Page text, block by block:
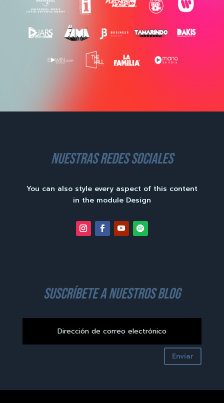
nuestras redes sociales
You can also style every aspect of this content
in the module Design
suscríbete a nuestros blog
Enviar